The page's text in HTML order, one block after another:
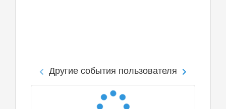
Другие события пользователя